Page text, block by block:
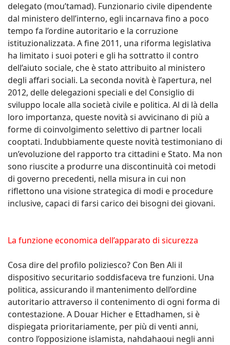
delegato (mou’tamad). Funzionario civile dipendente
dal ministero dell’interno, egli incarnava fino a poco
tempo fa l’ordine autoritario e la corruzione
istituzionalizzata. A fine 2011, una riforma legislativa
ha limitato i suoi poteri e gli ha sottratto il contro
dell’aiuto sociale, che è stato attribuito al ministero
degli affari sociali. La seconda novità è l’apertura, nel
2012, delle delegazioni speciali e del Consiglio di
sviluppo locale alla società civile e politica. Al di là della
loro importanza, queste novità si avvicinano di più a
forme di coinvolgimento selettivo di partner locali
cooptati. Indubbiamente queste novità testimoniano di
un’evoluzione del rapporto tra cittadini e Stato. Ma non
sono riuscite a produrre una discontinuità coi metodi
di governo precedenti, nella misura in cui non
riflettono una visione strategica di modi e procedure
inclusive, capaci di farsi carico dei bisogni dei giovani.
La funzione economica dell’apparato di sicurezza
Cosa dire del profilo poliziesco? Con Ben Ali il
dispositivo securitario soddisfaceva tre funzioni. Una
politica, assicurando il mantenimento dell’ordine
autoritario attraverso il contenimento di ogni forma di
contestazione. A Douar Hicher e Ettadhamen, si è
dispiegata prioritariamente, per più di venti anni,
contro l’opposizione islamista, nahdahaoui negli anni